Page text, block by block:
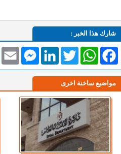
شارك هذا الخبر :
Email
MessengerLinkedInTwitterWhatsAppFacebook
مواضيع ساخنة اخرى